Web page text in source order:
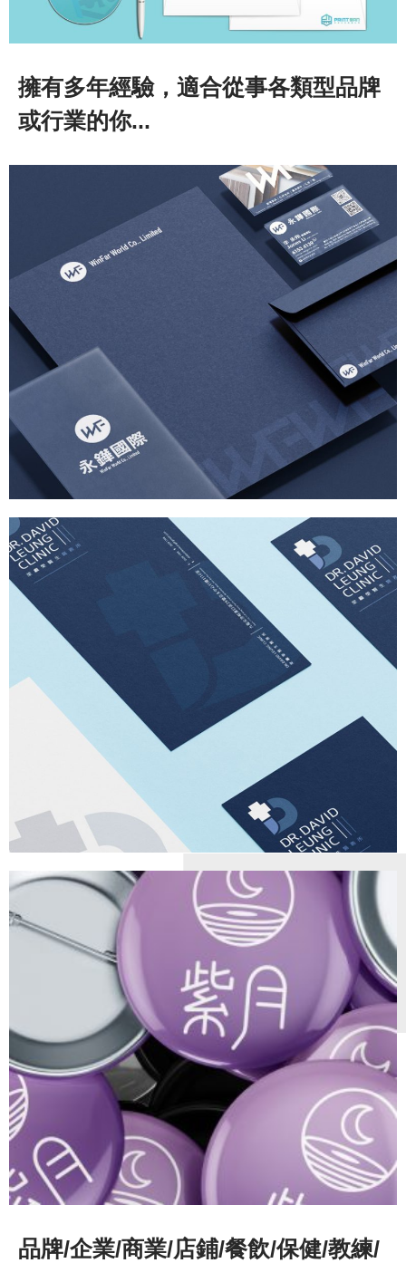
擁有多年經驗，​適合從事各類型品牌
或行業的你...
品牌/企業/商業/店鋪/餐飲/保健/教練/